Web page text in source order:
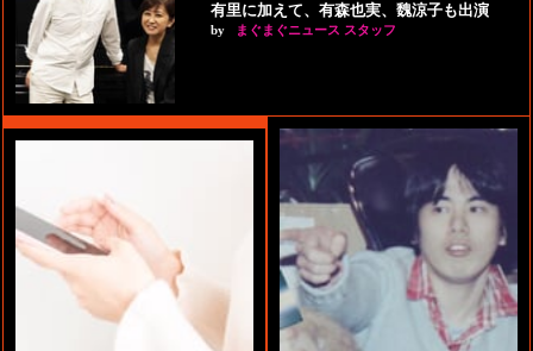
有里に加えて、有森也実、魏涼子も出演
by まぐまぐニュース スタッフ